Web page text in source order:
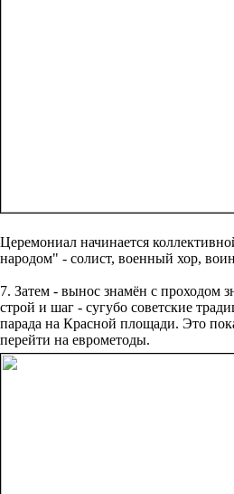
Церемониал начинается
народом" - солист, военный хор,
7. Затем - вынос знамён с проходом
строй и шаг - сугубо советские
парада на Красной площади. Это
перейти на еврометоды.